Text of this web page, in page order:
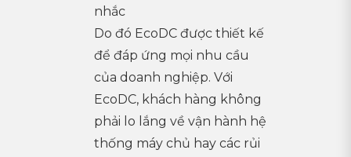
nhắc
Do đó EcoDC được thiết kế
để đáp ứng mọi nhu cầu
của doanh nghiệp. Với
EcoDC, khách hàng không
phải lo lắng về vận hành hệ
thống máy chủ hay các rủi